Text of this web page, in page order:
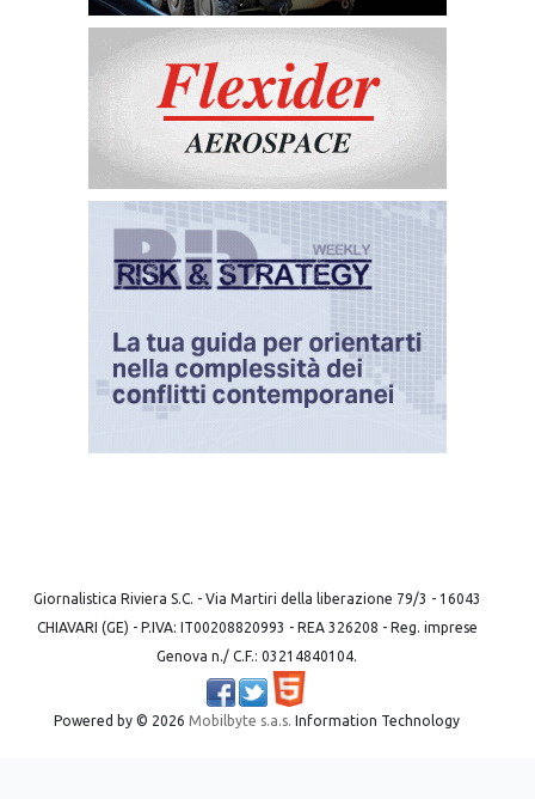
Giornalistica Riviera S.C. - Via Martiri della liberazione 79/3 - 16043
CHIAVARI (GE) - P.IVA: IT00208820993 - REA 326208 - Reg. imprese
Genova n./ C.F.: 03214840104.
Powered by © 2026 Mobilbyte s.a.s. Information Technology